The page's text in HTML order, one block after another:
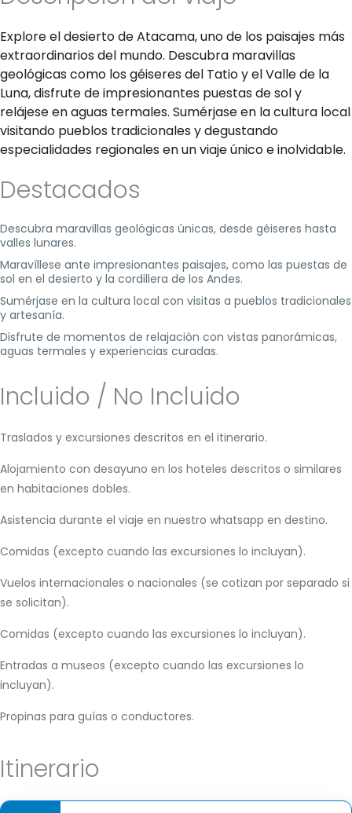
Explore el desierto de Atacama, uno de los paisajes más
extraordinarios del mundo. Descubra maravillas
geológicas como los géiseres del Tatio y el Valle de la
Luna, disfrute de impresionantes puestas de sol y
relájese en aguas termales. Sumérjase en la cultura local
visitando pueblos tradicionales y degustando
especialidades regionales en un viaje único e inolvidable.
Destacados
Descubra maravillas geológicas únicas, desde géiseres hasta
valles lunares.
Maravíllese ante impresionantes paisajes, como las puestas de
sol en el desierto y la cordillera de los Andes.
Sumérjase en la cultura local con visitas a pueblos tradicionales
y artesanía.
Disfrute de momentos de relajación con vistas panorámicas,
aguas termales y experiencias curadas.
Incluido / No Incluido
Traslados y excursiones descritos en el itinerario.
Alojamiento con desayuno en los hoteles descritos o similares
en habitaciones dobles.
Asistencia durante el viaje en nuestro whatsapp en destino.
Comidas (excepto cuando las excursiones lo incluyan).
Vuelos internacionales o nacionales (se cotizan por separado si
se solicitan).
Comidas (excepto cuando las excursiones lo incluyan).
Entradas a museos (excepto cuando las excursiones lo
incluyan).
Propinas para guías o conductores.
Itinerario